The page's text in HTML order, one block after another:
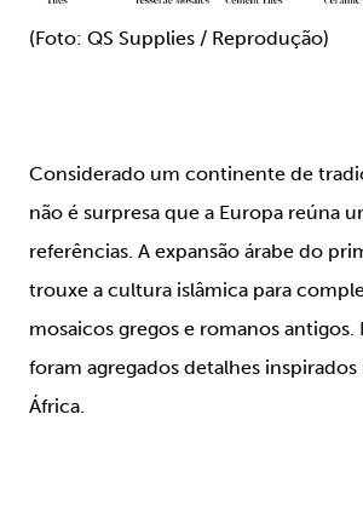
(Foto: QS Supplies / Reprodução)
Considerado um continente de
não é surpresa que a Europa reúna
referências. A expansão árabe do
trouxe a cultura islâmica para
mosaicos gregos e romanos
foram agregados detalhes
África.